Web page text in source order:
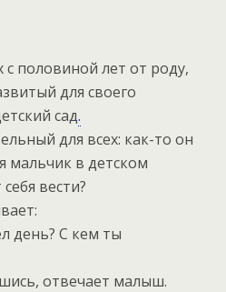
половиной лет от роду,
для своего
сад.
для всех: как-то он
мальчик в детском
вести?
день? С кем ты
отвечает малыш.